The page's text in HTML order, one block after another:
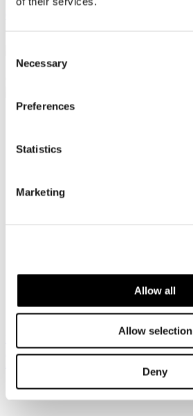
Selection
Necessary
Preferences
Statistics
Marketing
Allow all
Allow selection
Deny
Email segreteria@federturismo.it
Ricordami
Login
Risparmia con le nostre convenzioni